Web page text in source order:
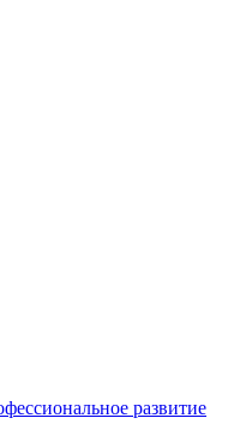
развитие